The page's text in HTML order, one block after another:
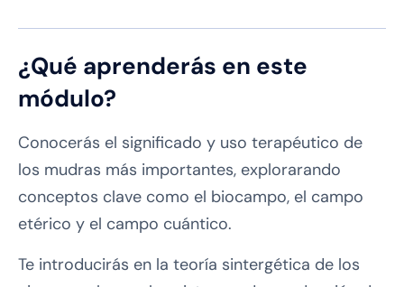
¿Qué aprenderás en este
módulo?
Conocerás el significado y uso terapéutico de
los mudras más importantes, explorarando
conceptos clave como el biocampo, el campo
etérico y el campo cuántico.
Te introducirás en la teoría sintergética de los